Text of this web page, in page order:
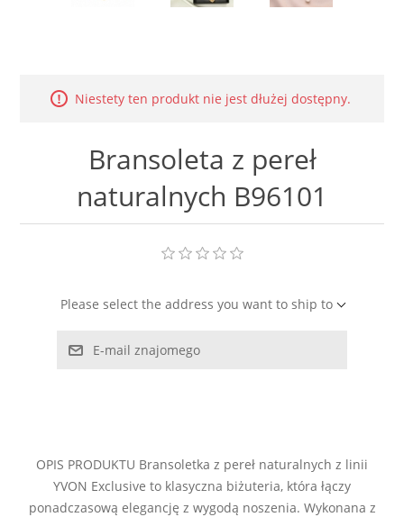
MASA PERŁOWA
RODOCHROZYT
TYGRYSIE OKO
Niestety ten produkt nie jest dłużej dostępny.
Bransoleta z pereł
naturalnych B96101
Please select the address you want to ship to
E-mail znajomego
OPIS PRODUKTU Bransoletka z pereł naturalnych z linii
YVON Exclusive to klasyczna biżuteria, która łączy
ponadczasową elegancję z wygodą noszenia. Wykonana z